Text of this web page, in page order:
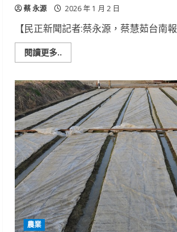
蔡 永源 2026 年 1 月 2 日
【民正新聞記者:蔡永源，蔡慧茹台南報
閱讀更多..
more
南
農
改
場
育
成
「臺
南
2
號」
胡
麻
新
品
種
農業